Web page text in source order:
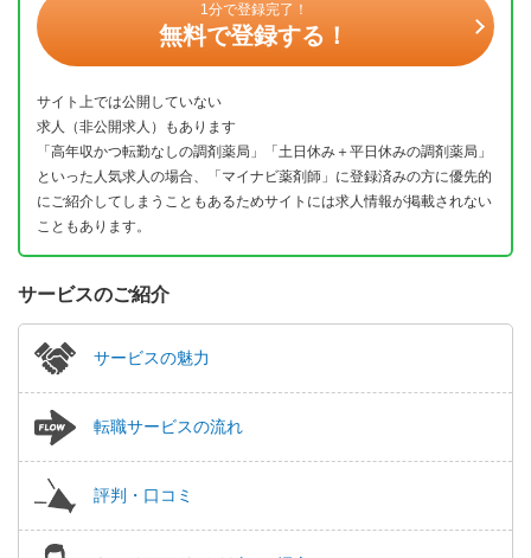
1分で登録完了！
無料で登録する！
サイト上では公開していない
求人（非公開求人）もあります
「高年収かつ転勤なしの調剤薬局」「土日休み＋平日休みの調剤薬局」
といった人気求人の場合、「マイナビ薬剤師」に登録済みの方に優先的
にご紹介してしまうこともあるためサイトには求人情報が掲載されない
こともあります。
サービスのご紹介
サービスの魅力
転職サービスの流れ
評判・口コミ